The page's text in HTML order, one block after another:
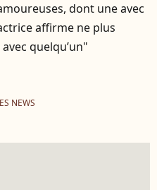
dont une avec
affirme ne plus
quelqu’un"
NEWS